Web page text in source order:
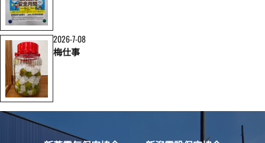
2026-7-08
梅仕事